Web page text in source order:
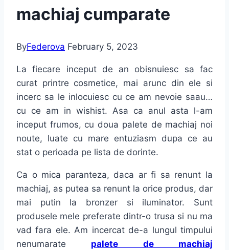
machiaj cumparate
ByFederova February 5, 2023
La fiecare inceput de an obisnuiesc sa fac
curat printre cosmetice, mai arunc din ele si
incerc sa le inlocuiesc cu ce am nevoie saau…
cu ce am in wishist. Asa ca anul asta l-am
inceput frumos, cu doua palete de machiaj noi
noute, luate cu mare entuziasm dupa ce au
stat o perioada pe lista de dorinte.
Ca o mica paranteza, daca ar fi sa renunt la
machiaj, as putea sa renunt la orice produs, dar
mai putin la bronzer si iluminator. Sunt
produsele mele preferate dintr-o trusa si nu ma
vad fara ele. Am incercat de-a lungul timpului
nenumarate palete de machiaj